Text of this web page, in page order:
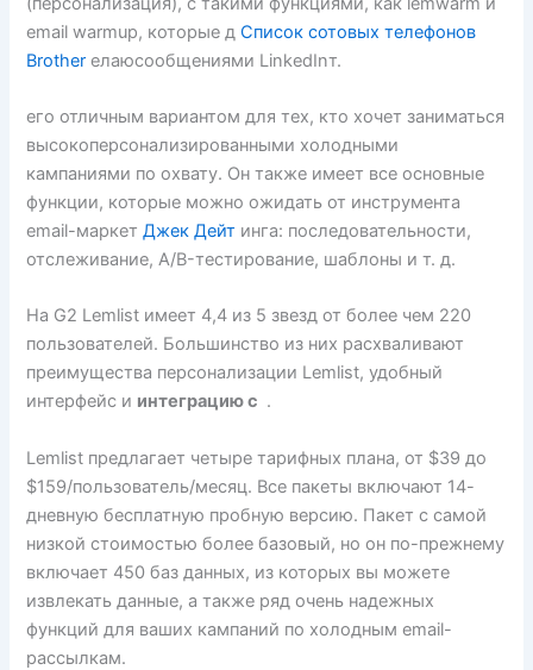
email warmup, которые дСписок сотовых телефонов
Brother елаюсообщениями LinkedInт.
его отличным вариантом для тех, кто хочет заниматься
высокоперсонализированными холодными
кампаниями по охвату. Он также имеет все основные
функции, которые можно ожидать от инструмента
email-маркетДжек Дейт инга: последовательности,
отслеживание, A/B-тестирование, шаблоны и т. д.
На G2 Lemlist имеет 4,4 из 5 звезд от более чем 220
пользователей. Большинство из них расхваливают
преимущества персонализации Lemlist, удобный
интерфейс и интеграцию с .
Lemlist предлагает четыре тарифных плана, от $39 до
$159/пользователь/месяц. Все пакеты включают 14-
дневную бесплатную пробную версию. Пакет с самой
низкой стоимостью более базовый, но он по-прежнему
включает 450 баз данных, из которых вы можете
извлекать данные, а также ряд очень надежных
функций для ваших кампаний по холодным email-
рассылкам.